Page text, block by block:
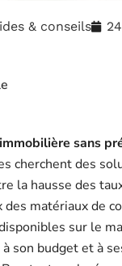
& conseils
sans
cherchent des
la hausse des
des matériaux de
sur le
son budget et à